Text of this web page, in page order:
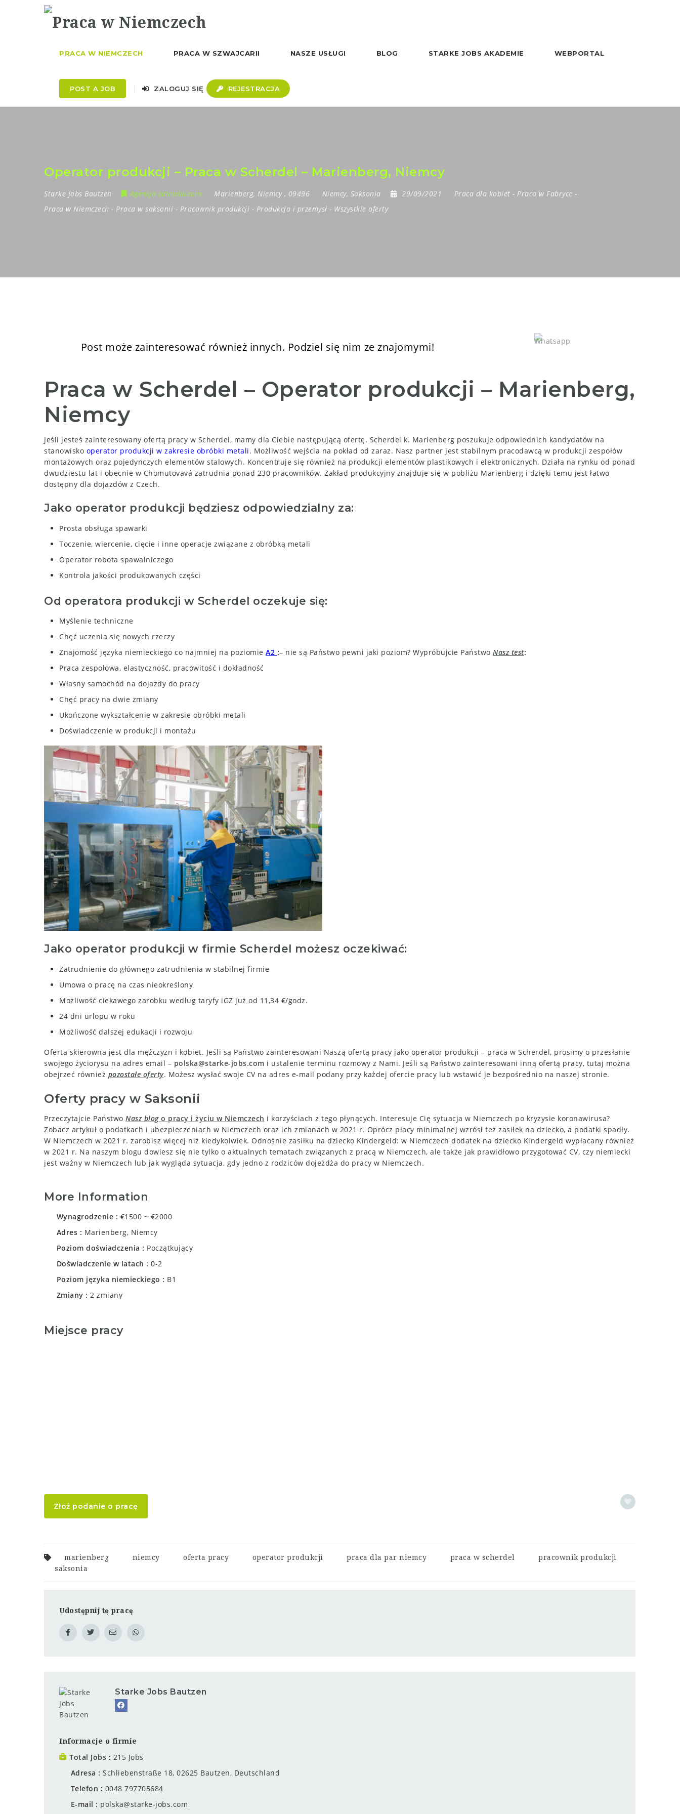
PRACA W NIEMCZECH PRACA W SZWAJCARII NASZE USŁUGI BLOG STARKE JOBS AKADEMIE WEBPORTAL
POST A JOB ZALOGUJ SIĘ REJESTRACJA
Operator produkcji – Praca w Scherdel – Marienberg, Niemcy
Starke Jobs Bautzen Agencja zatrudnienia Marienberg, Niemcy, 09496 Niemcy, Saksonia 29/09/2021 Praca dla kobiet - Praca w Fabryce -
Praca w Niemczech - Praca w saksonii - Pracownik produkcji - Produkcja i przemysł - Wszystkie oferty
Post może zainteresować również innych. Podziel się nim ze znajomymi!
Praca w Scherdel – Operator produkcji – Marienberg,
Niemcy
Jeśli jesteś zainteresowany ofertą pracy w Scherdel, mamy dla Ciebie następującą ofertę. Scherdel k. Marienberg poszukuje odpowiednich kandydatów na
stanowisko operator produkcji w zakresie obróbki metali. Możliwość wejścia na pokład od zaraz. Nasz partner jest stabilnym pracodawcą w produkcji zespołów
montażowych oraz pojedynczych elementów stalowych. Koncentruje się również na produkcji elementów plastikowych i elektronicznych. Działa na rynku od ponad
dwudziestu lat i obecnie w Chomutovavá zatrudnia ponad 230 pracowników. Zakład produkcyjny znajduje się w pobliżu Marienberg i dzięki temu jest łatwo
dostępny dla dojazdów z Czech.
Jako operator produkcji będziesz odpowiedzialny za:
Prosta obsługa spawarki
Toczenie, wiercenie, cięcie i inne operacje związane z obróbką metali
Operator robota spawalniczego
Kontrola jakości produkowanych części
Od operatora produkcji w Scherdel oczekuje się:
Myślenie techniczne
Chęć uczenia się nowych rzeczy
Znajomość języka niemieckiego co najmniej na poziomie A2 – nie są Państwo pewni jaki poziom? Wypróbujcie Państwo Nasz test
Praca zespołowa, elastyczność, pracowitość i dokładność
Własny samochód na dojazdy do pracy
Chęć pracy na dwie zmiany
Ukończone wykształcenie w zakresie obróbki metali
Doświadczenie w produkcji i montażu
Jako operator produkcji w firmie Scherdel możesz oczekiwać:
Zatrudnienie do głównego zatrudnienia w stabilnej firmie
Umowa o pracę na czas nieokreślony
Możliwość ciekawego zarobku według taryfy iGZ już od 11,34 €/godz.
24 dni urlopu w roku
Możliwość dalszej edukacji i rozwoju
Oferta skierowna jest dla mężczyzn i kobiet. Jeśli są Państwo zainteresowani Naszą ofertą pracy jako operator produkcji – praca w Scherdel, prosimy o przesłanie
swojego życiorysu na adres email – polska@starke-jobs.com i ustalenie terminu rozmowy z Nami. Jeśli są Państwo zainteresowani inną ofertą pracy, tutaj można
obejrzeć również pozostałe oferty. Możesz wysłać swoje CV na adres e-mail podany przy każdej ofercie pracy lub wstawić je bezpośrednio na naszej stronie.
Oferty pracy w Saksonii
Przeczytajcie Państwo Nasz blogo pracy i życiu w Niemczech i korzyściach z tego płynących. Interesuje Cię sytuacja w Niemczech po kryzysie koronawirusa?
Zobacz artykuł o podatkach i ubezpieczeniach w Niemczech oraz ich zmianach w 2021 r. Oprócz płacy minimalnej wzrósł też zasiłek na dziecko, a podatki spadły.
W Niemczech w 2021 r. zarobisz więcej niż kiedykolwiek. Odnośnie zasiłku na dziecko Kindergeld: w Niemczech dodatek na dziecko Kindergeld wypłacany również
w 2021 r. Na naszym blogu dowiesz się nie tylko o aktualnych tematach związanych z pracą w Niemczech, ale także jak prawidłowo przygotować CV, czy niemiecki
jest ważny w Niemczech lub jak wygląda sytuacja, gdy jedno z rodziców dojeżdża do pracy w Niemczech.
More Information
Wynagrodzenie
€1500 ~ €2000
Adres
Marienberg, Niemcy
Poziom doświadczenia
Początkujący
Doświadczenie w latach
0-2
Poziom języka niemieckiego
B1
Zmiany
2 zmiany
Miejsce pracy
Złoż podanie o pracę
marienberg niemcy oferta pracy operator produkcji praca dla par niemcy praca w scherdel
pracownik produkcji
saksonia
Udostępnij tę pracę
Starke Jobs Bautzen
Informacje o firmie
Total Jobs
215 Jobs
Adresa
Schliebenstraße 18, 02625 Bautzen, Deutschland
Telefon
0048 797705684
E-mail
polska@starke-jobs.com